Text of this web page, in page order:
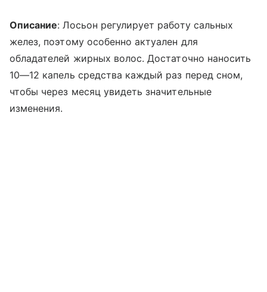
Описание: Лосьон регулирует работу сальных
желез, поэтому особенно актуален для
обладателей жирных волос. Достаточно наносить
10—12 капель средства каждый раз перед сном,
чтобы через месяц увидеть значительные
изменения.